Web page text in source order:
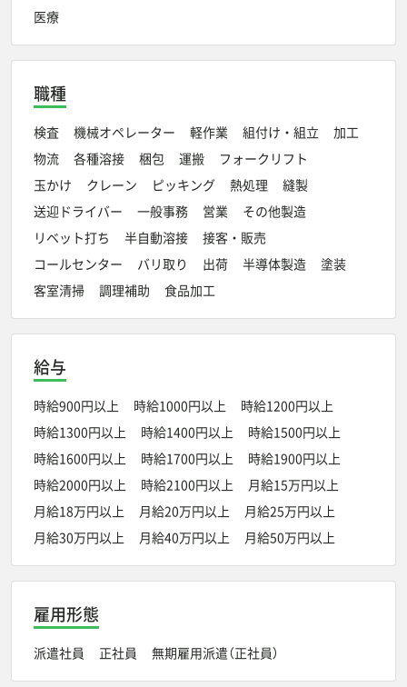
医療
職種
検査 機械オペレーター 軽作業 組付け・組立
加工
物流
各種溶接 梱包 運搬
フォークリフト
玉かけ
クレーン ピッキング 熱処理
縫製
送迎ドライバー
一般事務 営業
その他製造
リベット打ち
半自動溶接
接客・販売
コールセンター
バリ取り 出荷 半導体製造
塗装
客室清掃
調理補助 食品加工
給与
時給900円以上 時給1000円以上
時給1200円以上
時給1300円以上
時給1400円以上
時給1500円以上
時給1600円以上
時給1700円以上
時給1900円以上
時給2000円以上
時給2100円以上
月給15万円以上
月給18万円以上
月給20万円以上
月給25万円以上
月給30万円以上
月給40万円以上 月給50万円以上
雇用形態
派遣社員 正社員 無期雇用派遣（正社員）